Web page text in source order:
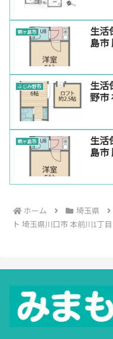
鶴ヶ島市
生活
島市
ふじみ野市
生活
野市
鶴ヶ島市
生活
島市
ホーム 埼玉県
ト 埼玉県川口市 本前川1丁目